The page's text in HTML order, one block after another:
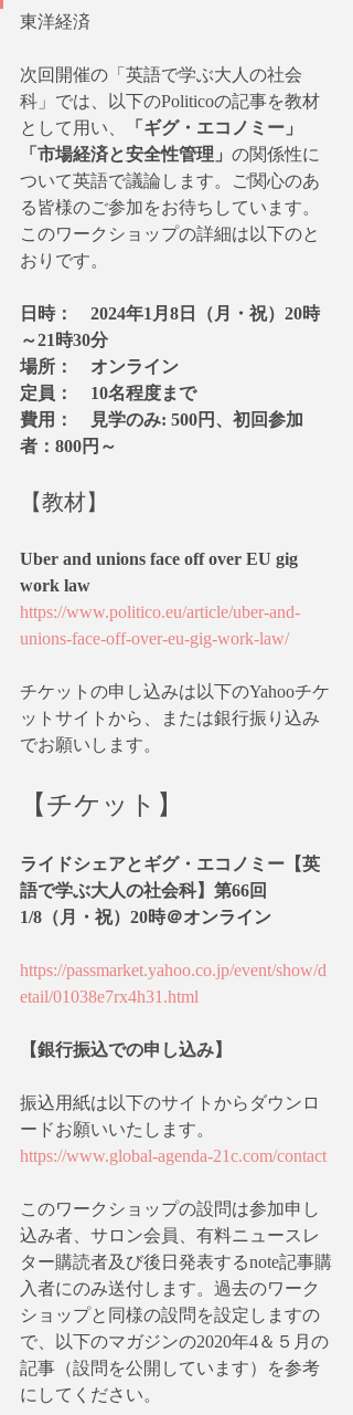
東洋経済
次回開催の「英語で学ぶ大人の社会
科」では、以下のPoliticoの記事を教材
として用い、
「ギグ・エコノミー」
「市場経済と安全性管理」 の関係性に
ついて英語で議論します。ご関心のあ
る皆様のご参加をお待ちしています。
このワークショップの詳細は以下のと
おりです。
日時：　2024年1月8日（月・祝）20時
～21時30分
場所：　オンライン
定員：　10名程度まで
費用：　見学のみ: 500円、初回参加
者：800円～
【教材】
Uber and unions face off over EU gig
work law
https://www.politico.eu/article/uber-and-
unions-face-off-over-eu-gig-work-law/
チケットの申し込みは以下のYahooチケ
ットサイトから、または銀行振り込み
でお願いします。
【チケット】
ライドシェアとギグ・エコノミー【英
語で学ぶ大人の社会科】第66回
1/8（月・祝）20時＠オンライン
https://passmarket.yahoo.co.jp/event/show/d
etail/01038e7rx4h31.html
【銀行振込での申し込み】
振込用紙は以下のサイトからダウンロ
ードお願いいたします。
https://www.global-agenda-21c.com/contact
このワークショップの設問は参加申し
込み者、サロン会員、有料ニュースレ
ター購読者及び後日発表するnote記事購
入者にのみ送付します。過去のワーク
ショップと同様の設問を設定しますの
で、以下のマガジンの2020年4＆５月の
記事（設問を公開しています）を参考
にしてください。